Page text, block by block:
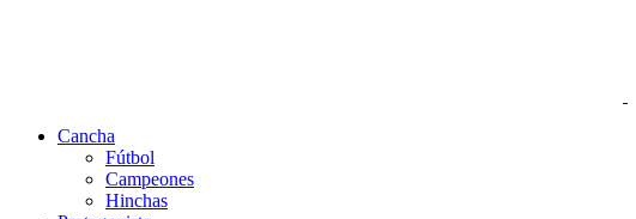
Cancha
Fútbol
Campeones
Hinchas